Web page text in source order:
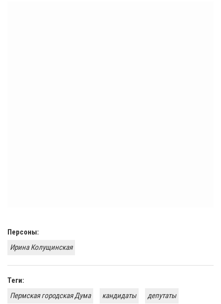
Персоны:
Ирина Колущинская
Теги:
Пермская городская Дума
кандидаты депутаты